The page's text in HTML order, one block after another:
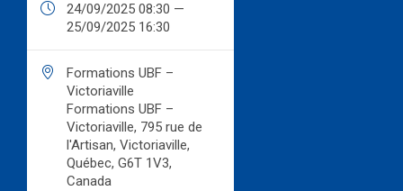

24/09/2025 08:30 —
25/09/2025 16:30

Formations UBF –
Victoriaville
Formations UBF –
Victoriaville, 795 rue de
l'Artisan, Victoriaville,
Québec, G6T 1V3,
Canada